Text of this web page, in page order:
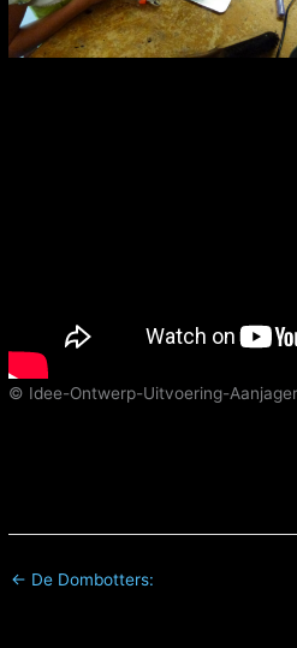
© Idee-Ontwerp-Uitvoering-Aanjager
← De Dombotters: